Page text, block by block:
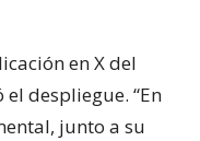
en X del
despliegue. “En
junto a su